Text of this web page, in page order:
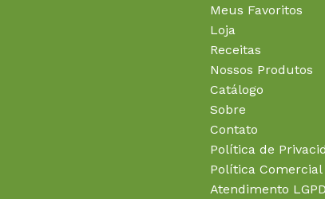
Meus Favoritos
Loja
Receitas
Nossos Produtos
Catálogo
Sobre
Contato
Política de
Política Comercial
Atendimento LGPD